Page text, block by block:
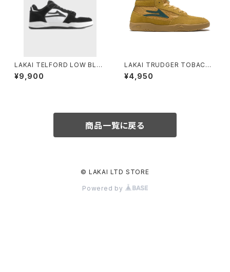
LAKAI TELFORD LOW BLA
CK WHITE
¥9,900
LAKAI TRUDGER TOBACC
O SUEDE
¥4,950
商品一覧に戻る
© LAKAI LTD STORE
Powered by